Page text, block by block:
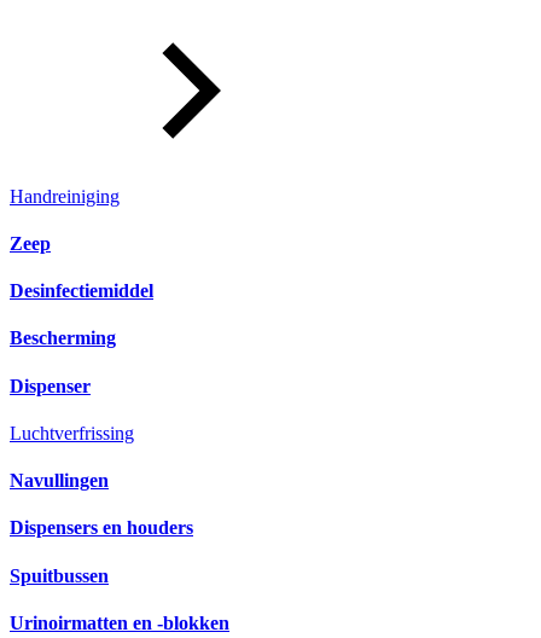
Handreiniging
Zeep
Desinfectiemiddel
Bescherming
Dispenser
Luchtverfrissing
Navullingen
Dispensers en houders
Spuitbussen
Urinoirmatten en -blokken